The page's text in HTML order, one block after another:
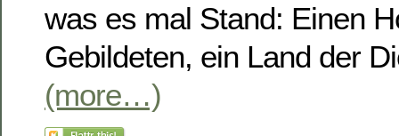
was es mal Stand: Einen
Gebildeten, ein Land der
(more…)